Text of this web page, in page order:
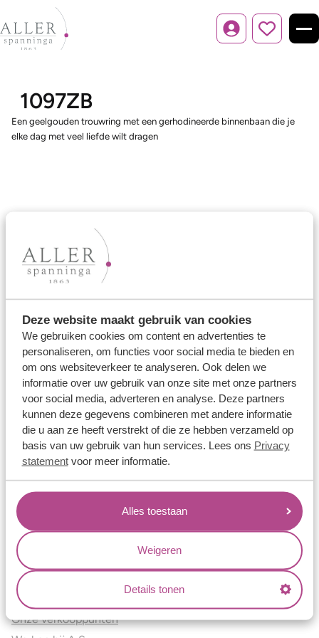
Deze website maakt gebruik van cookies
We gebruiken cookies om content en advertenties te
personaliseren, om functies voor social media te bieden en
om ons websiteverkeer te analyseren. Ook delen we
informatie over uw gebruik van onze site met onze partners
voor social media, adverteren en analyse. Deze partners
kunnen deze gegevens combineren met andere informatie
die u aan ze heeft verstrekt of die ze hebben verzameld op
basis van uw gebruik van hun services. Lees ons Privacy
statementvoor meer informatie.
Alles toestaan
Weigeren
Details tonen
Inloggen
1097ZB
Een geelgouden trouwring met een gerhodineerde binnenbaan die je
elke dag met veel liefde wilt dragen
Ons aanbod
Trouwringen
Memoireringen
Verlovingsringen
Vriendschapsringen
Over ons
Aller Spanninga
Historie
Certificaten
Blogs
Jouw voordelen
Conflictvrije Materialen
Oneindig veel mogelijkheden
Kwaliteit
Juweliers & Contact
Onze verkooppunten